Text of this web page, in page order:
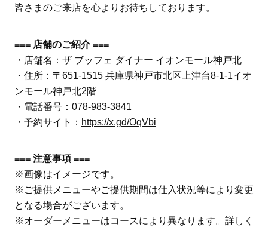
皆さまのご来店を心よりお待ちしております。
=== 店舗のご紹介 ===
・店舗名：ザ ブッフェ ダイナー イオンモール神戸北
・住所：〒651-1515 兵庫県神戸市北区上津台8-1-1イオ
ンモール神戸北2階
・電話番号：078-983-3841
・予約サイト： https://x.gd/OqVbi
=== 注意事項 ===
※画像はイメージです。
※ご提供メニューやご提供期間は仕入状況等により変更
となる場合がございます。
※オーダーメニューはコースにより異なります。詳しく